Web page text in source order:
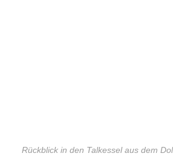
Rückblick in den Talkessel aus dem